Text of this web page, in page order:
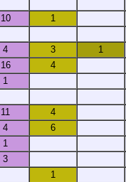
10
1
4 3
1
16
4
1
11
4
4
6
1
3
1